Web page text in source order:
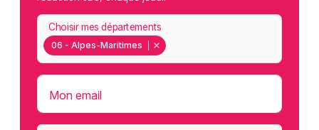
06 - Alpes-Maritimes
Choisir mes départements
Mon email